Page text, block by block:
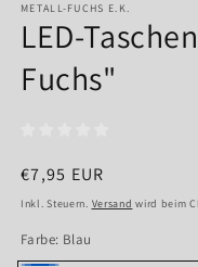
METALL-FUCHS E.K.
LED-
Fuchs"
Normaler
Preis
€7,95 EUR
Inkl. Steuern. Versand wird beim
Farbe: Blau